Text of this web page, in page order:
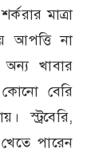
মাত্রা
আপত্তি না
খাবার
বেরি
স্ট্রবেরি,
পারেন